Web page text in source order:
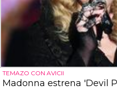
TEMAZO CON AVICII
Madonna estrena 'Devil